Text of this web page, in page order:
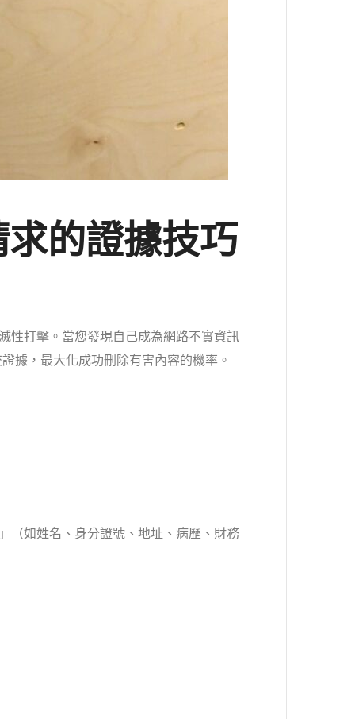
的證據技巧
性打擊。當您發現自己成為網路不實資訊
據，最大化成功刪除有害內容的機率。
（如姓名、身分證號、地址、病歷、財務